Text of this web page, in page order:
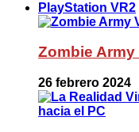
PlayStation VR2
Zombie Army
26 febrero 2024